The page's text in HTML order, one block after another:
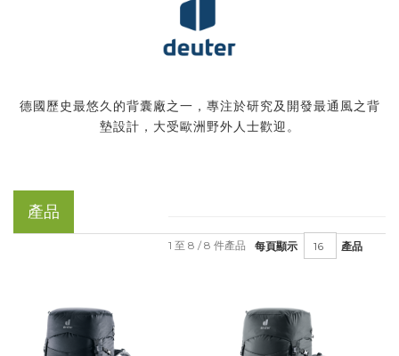
德國歷史最悠久的背囊廠之一，專注於研究及開發最通風之背
墊設計，大受歐洲野外人士歡迎。
產品
每頁顯示 產品
1 至 8 / 8 件產品